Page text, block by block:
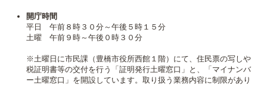
開庁時間
平日 午前８時３０分～午後５時１５分
土曜 午前９時～午後０時３０分
※土曜日に市民課（豊橋市役所西館１階）にて、住民票の写しや
税証明書等の交付を行う「証明発行土曜窓口」と、「マイナンバ
ー土曜窓口」を開設しています。取り扱う業務内容に制限があり